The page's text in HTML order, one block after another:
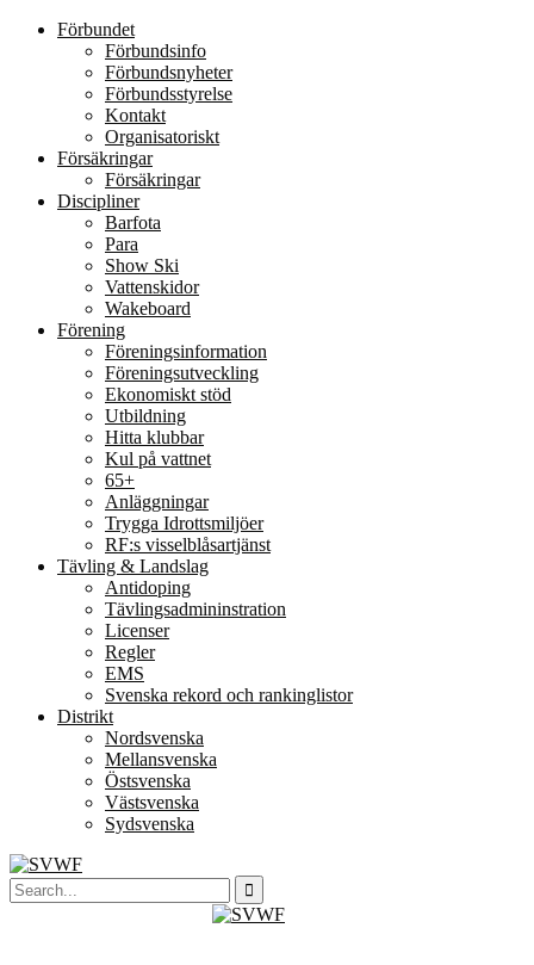
Förbundet
Förbundsinfo
Förbundsnyheter
Förbundsstyrelse
Kontakt
Organisatoriskt
Försäkringar
Försäkringar
Discipliner
Barfota
Para
Show Ski
Vattenskidor
Wakeboard
Förening
Föreningsinformation
Föreningsutveckling
Ekonomiskt stöd
Utbildning
Hitta klubbar
Kul på vattnet
65+
Anläggningar
Trygga Idrottsmiljöer
RF:s visselblåsartjänst
Tävling & Landslag
Antidoping
Tävlingsadmininstration
Licenser
Regler
EMS
Svenska rekord och rankinglistor
Distrikt
Nordsvenska
Mellansvenska
Östsvenska
Västsvenska
Sydsvenska